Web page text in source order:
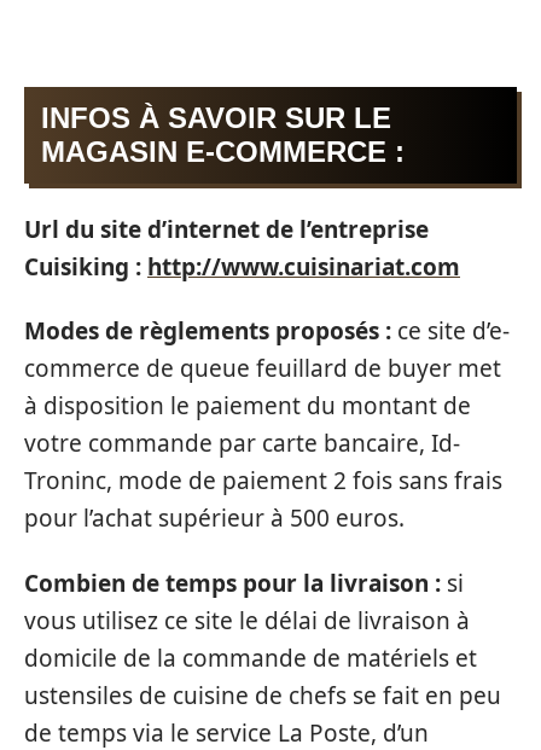
INFOS À SAVOIR SUR LE
MAGASIN E-COMMERCE :
Url du site d’internet de l’entreprise
Cuisiking : http://www.cuisinariat.com
Modes de règlements proposés : ce site d’e-
commerce de queue feuillard de buyer met
à disposition le paiement du montant de
votre commande par carte bancaire, Id-
Troninc, mode de paiement 2 fois sans frais
pour l’achat supérieur à 500 euros.
Combien de temps pour la livraison : si
vous utilisez ce site le délai de livraison à
domicile de la commande de matériels et
ustensiles de cuisine de chefs se fait en peu
de temps via le service La Poste, d’un